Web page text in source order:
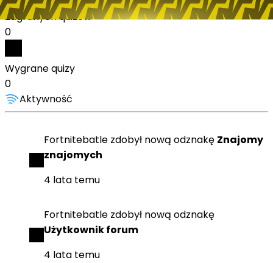
Zagranych quizów
0
Wygrane quizy
0
Aktywność
Fortnitebatle zdobył nową odznakę Znajomy
znajomych
4 lata temu
Fortnitebatle zdobył nową odznakę
Użytkownik forum
4 lata temu